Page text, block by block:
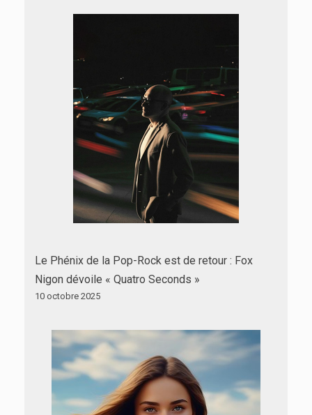
Le Phénix de la Pop-Rock est de retour : Fox
Nigon dévoile « Quatro Seconds »
10 octobre 2025